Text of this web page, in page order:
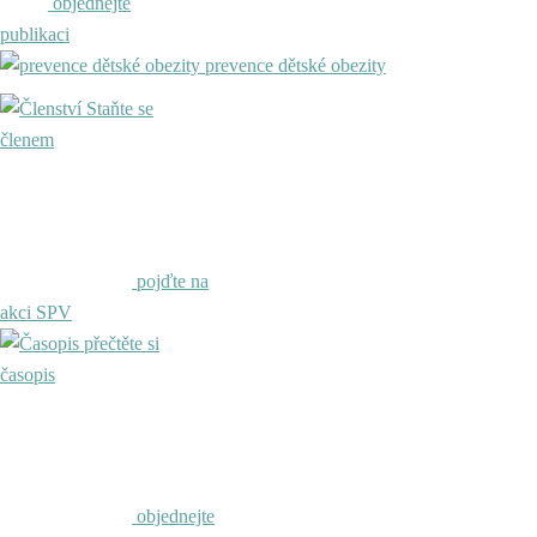
publikaci
prevence dětské obezity
Staňte se
členem
pojďte na
akci SPV
přečtěte si
časopis
objednejte